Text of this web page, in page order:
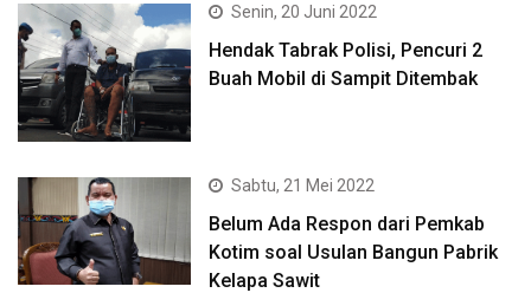
Senin, 20 Juni 2022
Hendak Tabrak Polisi, Pencuri 2
Buah Mobil di Sampit Ditembak
Sabtu, 21 Mei 2022
Belum Ada Respon dari Pemkab
Kotim soal Usulan Bangun Pabrik
Kelapa Sawit